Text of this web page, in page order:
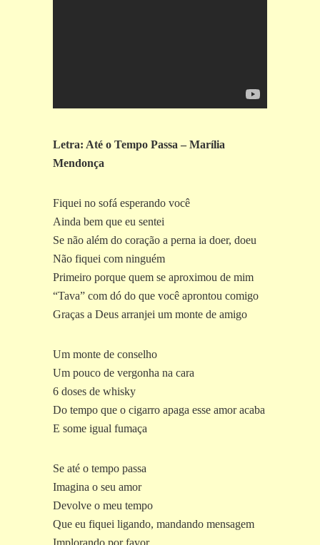
Letra: Até o Tempo Passa – Marília
Mendonça
Fiquei no sofá esperando você
Ainda bem que eu sentei
Se não além do coração a perna ia doer, doeu
Não fiquei com ninguém
Primeiro porque quem se aproximou de mim
“Tava” com dó do que você aprontou comigo
Graças a Deus arranjei um monte de amigo
Um monte de conselho
Um pouco de vergonha na cara
6 doses de whisky
Do tempo que o cigarro apaga esse amor acaba
E some igual fumaça
Se até o tempo passa
Imagina o seu amor
Devolve o meu tempo
Que eu fiquei ligando, mandando mensagem